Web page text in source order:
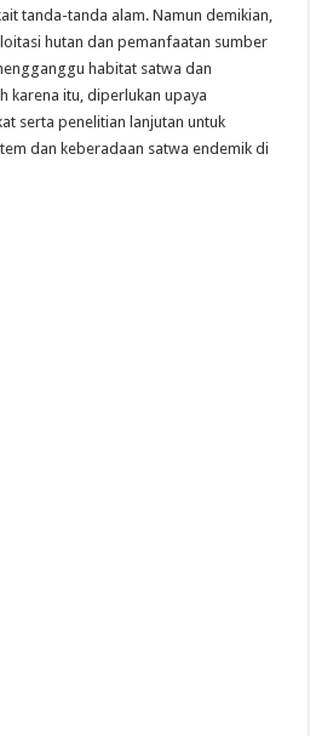
tanda-tanda alam. Namun demikian,
hutan dan pemanfaatan sumber
habitat satwa dan
karena itu, diperlukan upaya
serta penelitian lanjutan untuk
dan keberadaan satwa endemik di